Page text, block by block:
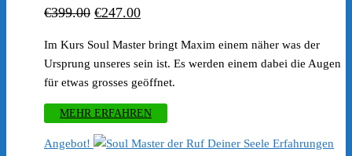
€399.00 Ursprünglicher
€399.00
€247.00Aktueller
ist:
€247.00.
Im Kurs Soul Master bringt Maxim einem näher was der
Ursprung unseres sein ist. Es werden einem dabei die Augen
für etwas grosses geöffnet.
MEHR ERFAHREN
Angebot!